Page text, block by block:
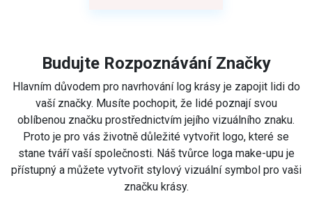
Budujte Rozpoznávání Značky
Hlavním důvodem pro navrhování log krásy je zapojit lidi do
vaší značky. Musíte pochopit, že lidé poznají svou
oblíbenou značku prostřednictvím jejího vizuálního znaku.
Proto je pro vás životně důležité vytvořit logo, které se
stane tváří vaší společnosti. Náš tvůrce loga make-upu je
přístupný a můžete vytvořit stylový vizuální symbol pro vaši
značku krásy.